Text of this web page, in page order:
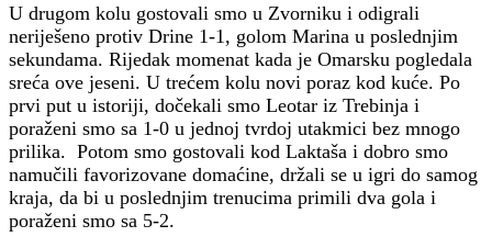
U drugom kolu gostovali smo u Zvorniku i odigrali
neriješeno protiv Drine 1-1, golom Marina u poslednjim
sekundama. Rijedak momenat kada je Omarsku pogledala
sreća ove jeseni. U trećem kolu novi poraz kod kuće. Po
prvi put u istoriji, dočekali smo Leotar iz Trebinja i
poraženi smo sa 1-0 u jednoj tvrdoj utakmici bez mnogo
prilika. Potom smo gostovali kod Laktaša i dobro smo
namučili favorizovane domaćine, držali se u igri do samog
kraja, da bi u poslednjim trenucima primili dva gola i
poraženi smo sa 5-2.